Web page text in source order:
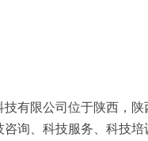
技有限公司位于陕西，
咨询、科技服务、科技